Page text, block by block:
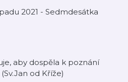
2021 - Sedmdesátka
aby dospěla k poznání
od Kříže)